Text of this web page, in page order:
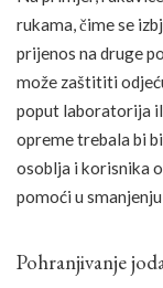
rukama, čime se
prijenos na druge
može zaštititi
poput laboratorija
opreme trebala bi
osoblja i korisnika
pomoći u
Pohranjivanje